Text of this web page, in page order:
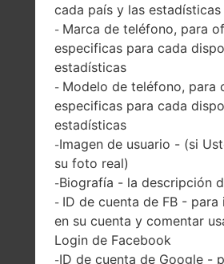
-
128 x 144 píxeles
80 gramosramos
(2.82 onzas)
cada país y las estadísticas
- Marca de teléfono, para
especificas para cada
estadísticas
- Modelo de teléfono, para
especificas para cada
estadísticas
-Imagen de usuario - (si
su foto real)
-Biografía - la descripción
- ID de cuenta de FB - para
en su cuenta y comentar
Login de Facebook
-ID de cuenta de Google -